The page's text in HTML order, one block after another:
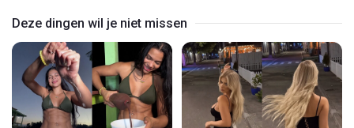
Deze dingen wil je niet missen